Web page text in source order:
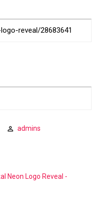
reveal/28683641
admins
Neon Logo Reveal -